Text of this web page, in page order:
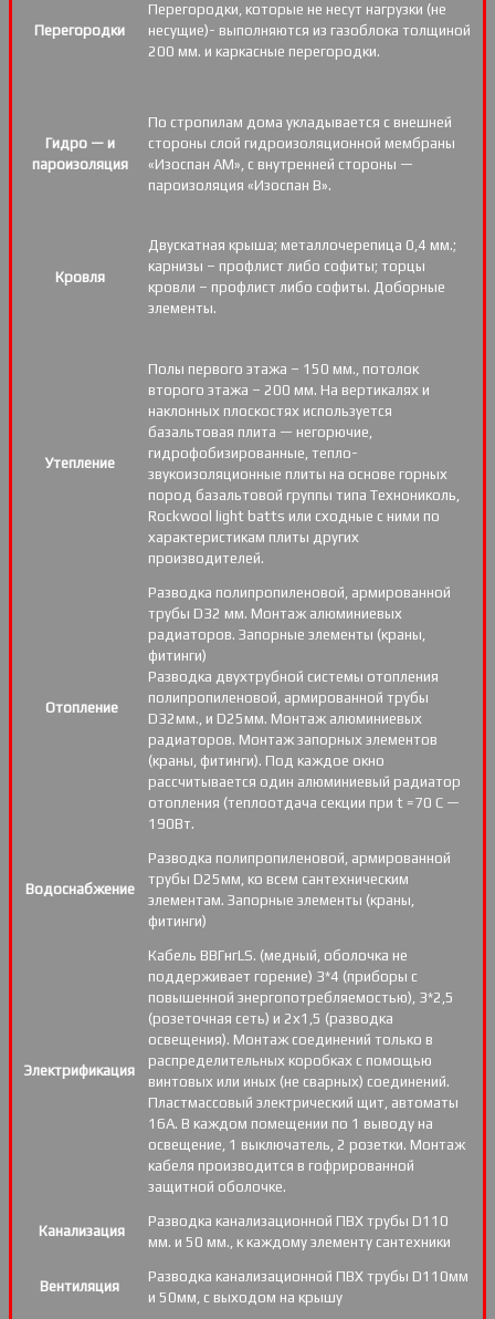
Перегородки
Перегородки, которые не несут нагрузки (не
несущие)- выполняются из газоблока толщиной
200 мм. и каркасные перегородки.
Гидро — и
пароизоляция
По стропилам дома укладывается с внешней
стороны слой гидроизоляционной мембраны
«Изоспан АМ», с внутренней стороны —
пароизоляция «Изоспан B».
Кровля
Двускатная крыша; металлочерепица 0,4 мм.;
карнизы – профлист либо софиты; торцы
кровли – профлист либо софиты. Доборные
элементы.
Утепление
Полы первого этажа – 150 мм., потолок
второго этажа – 200 мм. На вертикалях и
наклонных плоскостях используется
базальтовая плита — негорючие,
гидрофобизированные, тепло-
звукоизоляционные плиты на основе горных
пород базальтовой группы типа Технониколь,
Rockwool light batts или сходные с ними по
характеристикам плиты других
производителей.
Отопление
Разводка полипропиленовой, армированной
трубы D32 мм. Монтаж алюминиевых
радиаторов. Запорные элементы (краны,
фитинги)
Разводка двухтрубной системы отопления
полипропиленовой, армированной трубы
D32мм., и D25мм. Монтаж алюминиевых
радиаторов. Монтаж запорных элементов
(краны, фитинги). Под каждое окно
рассчитывается один алюминиевый радиатор
отопления (теплоотдача секции при t =70 С —
190Вт.
Водоснабжение
Разводка полипропиленовой, армированной
трубы D25мм, ко всем сантехническим
элементам. Запорные элементы (краны,
фитинги)
Электрификация
Кабель ВВГнгLS. (медный, оболочка не
поддерживает горение) 3*4 (приборы с
повышенной энергопотребляемостью), 3*2,5
(розеточная сеть) и 2х1,5 (разводка
освещения). Монтаж соединений только в
распределительных коробках с помощью
винтовых или иных (не сварных) соединений.
Пластмассовый электрический щит, автоматы
16А. В каждом помещении по 1 выводу на
освещение, 1 выключатель, 2 розетки. Монтаж
кабеля производится в гофрированной
защитной оболочке.
Канализация
Разводка канализационной ПВХ трубы D110
мм. и 50 мм., к каждому элементу сантехники
Вентиляция
Разводка канализационной ПВХ трубы D110мм
и 50мм, с выходом на крышу